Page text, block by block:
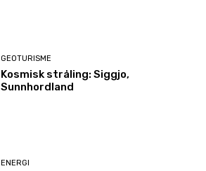
GEOTURISME
Kosmisk stråling: Siggjo,
Sunnhordland
ENERGI